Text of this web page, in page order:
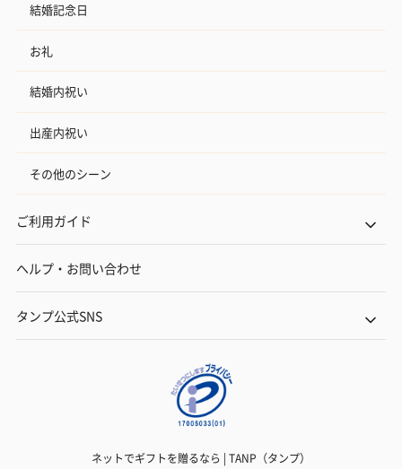
結婚記念日
お礼
結婚内祝い
出産内祝い
その他のシーン
ご利用ガイド
ヘルプ・お問い合わせ
タンプ公式SNS
ネットでギフトを贈るなら | TANP（タンプ）